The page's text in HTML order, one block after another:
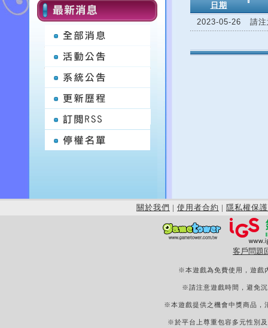
日期
2023-05-26
請
關於我們 | 使用者合約 | 隱私權保護
客戶問題
※本遊戲為免費使用，遊戲
※請注意遊戲時間，避免
※本遊戲提供之機會中獎商品，
※於平台上尊重包容多元性別